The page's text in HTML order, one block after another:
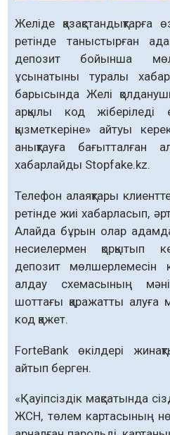
Желіде қазақстандықтарға
ретінде таныстырған
депозит бойынша
ұсынатыны туралы
барысында Желі
арқылы код
қызметкеріне» айтуы
анықтауға
хабарлайды Stopfake.kz.
Телефон алаяқтары
ретінде жиі хабарласып,
Алайда бұрын олар
несиелермен қорқытып
депозит мөлшерлемесін
алдау схемасының
шоттағы қаражатты алуға
код қажет.
ForteBank өкілдері
айтып берген.
«Қауіпсіздік мақсатында
ЖСН, төлем картасының